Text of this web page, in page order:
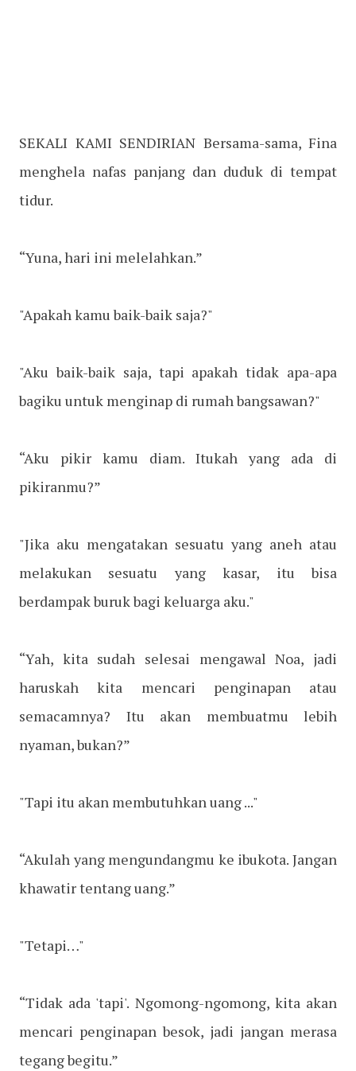
SEKALI KAMI SENDIRIAN Bersama-sama, Fina
menghela nafas panjang dan duduk di tempat
tidur.
“Yuna, hari ini melelahkan.”
"Apakah kamu baik-baik saja?"
"Aku baik-baik saja, tapi apakah tidak apa-apa
bagiku untuk menginap di rumah bangsawan?"
“Aku pikir kamu diam. Itukah yang ada di
pikiranmu?”
"Jika aku mengatakan sesuatu yang aneh atau
melakukan sesuatu yang kasar, itu bisa
berdampak buruk bagi keluarga aku."
“Yah, kita sudah selesai mengawal Noa, jadi
haruskah kita mencari penginapan atau
semacamnya? Itu akan membuatmu lebih
nyaman, bukan?”
"Tapi itu akan membutuhkan uang ..."
“Akulah yang mengundangmu ke ibukota. Jangan
khawatir tentang uang.”
"Tetapi…"
“Tidak ada 'tapi'. Ngomong-ngomong, kita akan
mencari penginapan besok, jadi jangan merasa
tegang begitu.”